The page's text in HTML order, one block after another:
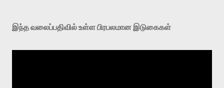
இந்த வலைப்பதிவில் உள்ள பிரபலமான இடுகைகள்